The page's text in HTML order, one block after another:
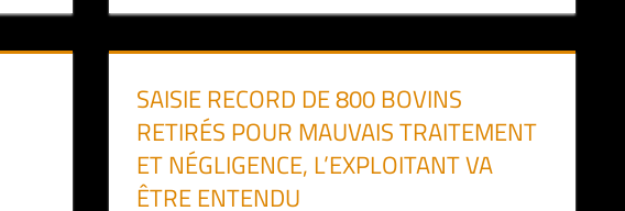
SAISIE RECORD DE 800 BOVINS
RETIRÉS POUR MAUVAIS TRAITEMENT
ET NÉGLIGENCE, L’EXPLOITANT VA
ÊTRE ENTENDU